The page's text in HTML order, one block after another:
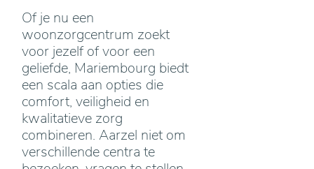
Of je nu een
woonzorgcentrum zoekt
voor jezelf of voor een
geliefde, Mariembourg biedt
een scala aan opties die
comfort, veiligheid en
kwalitatieve zorg
combineren. Aarzel niet om
verschillende centra te